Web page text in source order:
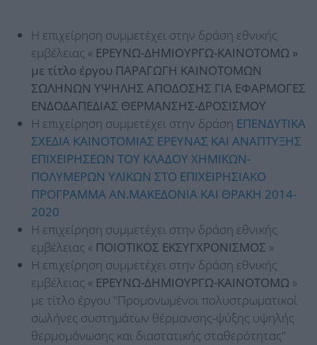
Η επιχείρηση συμμετέχει στην δράση εθνικής
εμβέλειας « ΕΡΕΥΝΩ-ΔΗΜΙΟΥΡΓΩ-ΚΑΙΝΟΤΟΜΩ »
με τίτλο έργου ΠΑΡΑΓΩΓΗ ΚΑΙΝΟΤΟΜΩΝ
ΣΩΛΗΝΩΝ ΥΨΗΛΗΣ ΑΠΟΔΟΣΗΣ ΓΙΑ ΕΦΑΡΜΟΓΕΣ
ΕΝΔΟΔΑΠΕΔΙΑΣ ΘΕΡΜΑΝΣΗΣ-ΔΡΟΣΙΣΜΟΥ
Η επιχείρηση συμμετέχει στην δράση ΕΠΕΝΔΥΤΙΚΑ
ΣΧΕΔΙΑ ΚΑΙΝΟΤΟΜΙΑΣ ΕΡΕΥΝΑΣ ΚΑΙ ΑΝΑΠΤΥΞΗΣ
ΕΠΙΧΕΙΡΗΣΕΩΝ ΤΟΥ ΚΛΑΔΟΥ ΧΗΜΙΚΩΝ-
ΠΟΛΥΜΕΡΩΝ ΥΛΙΚΩΝ ΣΤΟ ΕΠΙΧΕΙΡΗΣΙΑΚΟ
ΠΡΟΓΡΑΜΜΑ ΑΝ.ΜΑΚΕΔΟΝΙΑ ΚΑΙ ΘΡΑΚΗ 2014-
2020
Η επιχείρηση συμμετέχει στην δράση εθνικής
εμβέλειας « ΠΟΙΟΤΙΚΟΣ ΕΚΣΥΓΧΡΟΝΙΣΜΟΣ »
Η επιχείρηση συμμετέχει στην δράση εθνικής
εμβέλειας « ΕΡΕΥΝΩ-ΔΗΜΙΟΥΡΓΩ-ΚΑΙΝΟΤΟΜΩ »
με τίτλο έργου "Προμονωμένοι πολυστρωματικοί
σωλήνες συστημάτων θέρμανσης-ψύξης υψηλής
θερμομόνωσης και διαστατικής σταθερότητας"